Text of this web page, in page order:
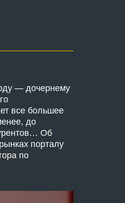
— дочернему
все большее
до
Об
порталу
по